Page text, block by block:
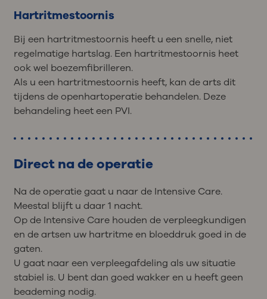
Hartritmestoornis
Bij een hartritmestoornis heeft u een snelle, niet
regelmatige hartslag. Een hartritmestoornis heet
ook wel boezemfibrilleren.
Als u een hartritmestoornis heeft, kan de arts dit
tijdens de openhartoperatie behandelen. Deze
behandeling heet een PVI.
Direct na de operatie
Na de operatie gaat u naar de Intensive Care.
Meestal blijft u daar 1 nacht.
Op de Intensive Care houden de verpleegkundigen
en de artsen uw hartritme en bloeddruk goed in de
gaten.
U gaat naar een verpleegafdeling als uw situatie
stabiel is. U bent dan goed wakker en u heeft geen
beademing nodig.